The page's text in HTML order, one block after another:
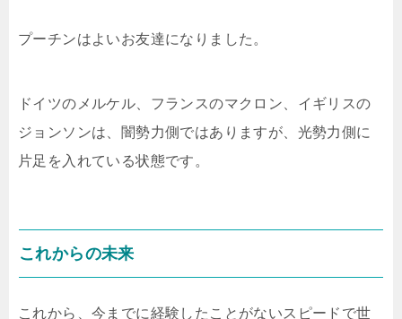
プーチンはよいお友達になりました。
ドイツのメルケル、フランスのマクロン、イギリスの
ジョンソンは、闇勢力側ではありますが、光勢力側に
片足を入れている状態です。
これからの未来
これから、今までに経験したことがないスピードで世